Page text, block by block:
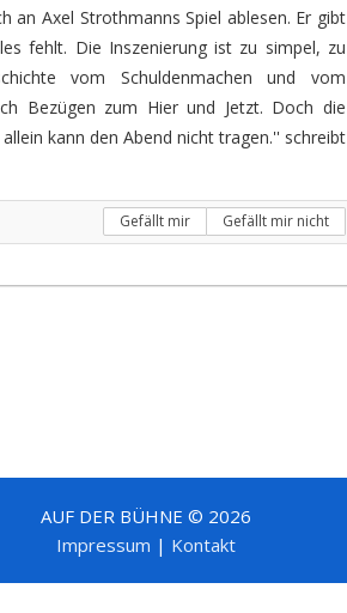
an Axel Strothmanns Spiel ablesen. Er gibt
fehlt. Die Inszenierung ist zu simpel, zu
vom Schuldenmachen und vom
Bezügen zum Hier und Jetzt. Doch die
kann den Abend nicht tragen.'' schreibt
Gefällt mir Gefällt mir nicht
AUF DER BÜHNE © 2026
Impressum | Kontakt